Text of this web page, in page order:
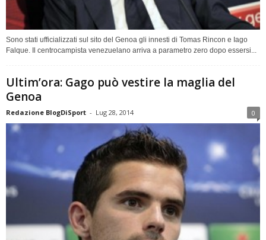
Sono stati ufficializzati sul sito del Genoa gli innesti di Tomas Rincon e Iago
Falque. Il centrocampista venezuelano arriva a parametro zero dopo essersi...
Ultim’ora: Gago può vestire la maglia del
Genoa
Redazione BlogDiSport - Lug 28, 2014 0